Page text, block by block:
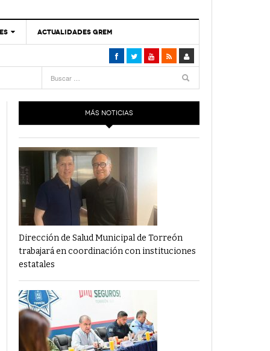
‘Se Vale Soñar Con Una Contraloría Ciudadana’
Financiamiento’ Por PC29
‘La Laguna: Bomba De Tiempo Por Falta De
Planeación’ Por PC29
‘Las Corrupciones, Sus Formas Y Efectos’ Por
PC29- 7 mayo, 2021
ACTUALIDADES GREM
MÁS NOTICIAS
Dirección de Salud Municipal de Torreón
trabajará en coordinación con instituciones
estatales